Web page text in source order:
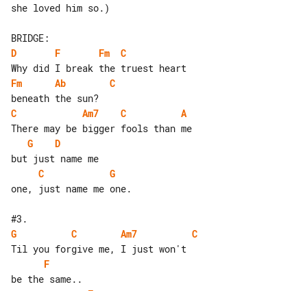
she loved him so.)
D
F Fm
C
Fm
Ab
C
C
Am7 C
A
G
D
C
G
one, just name me one.
G
C Am7
C
F